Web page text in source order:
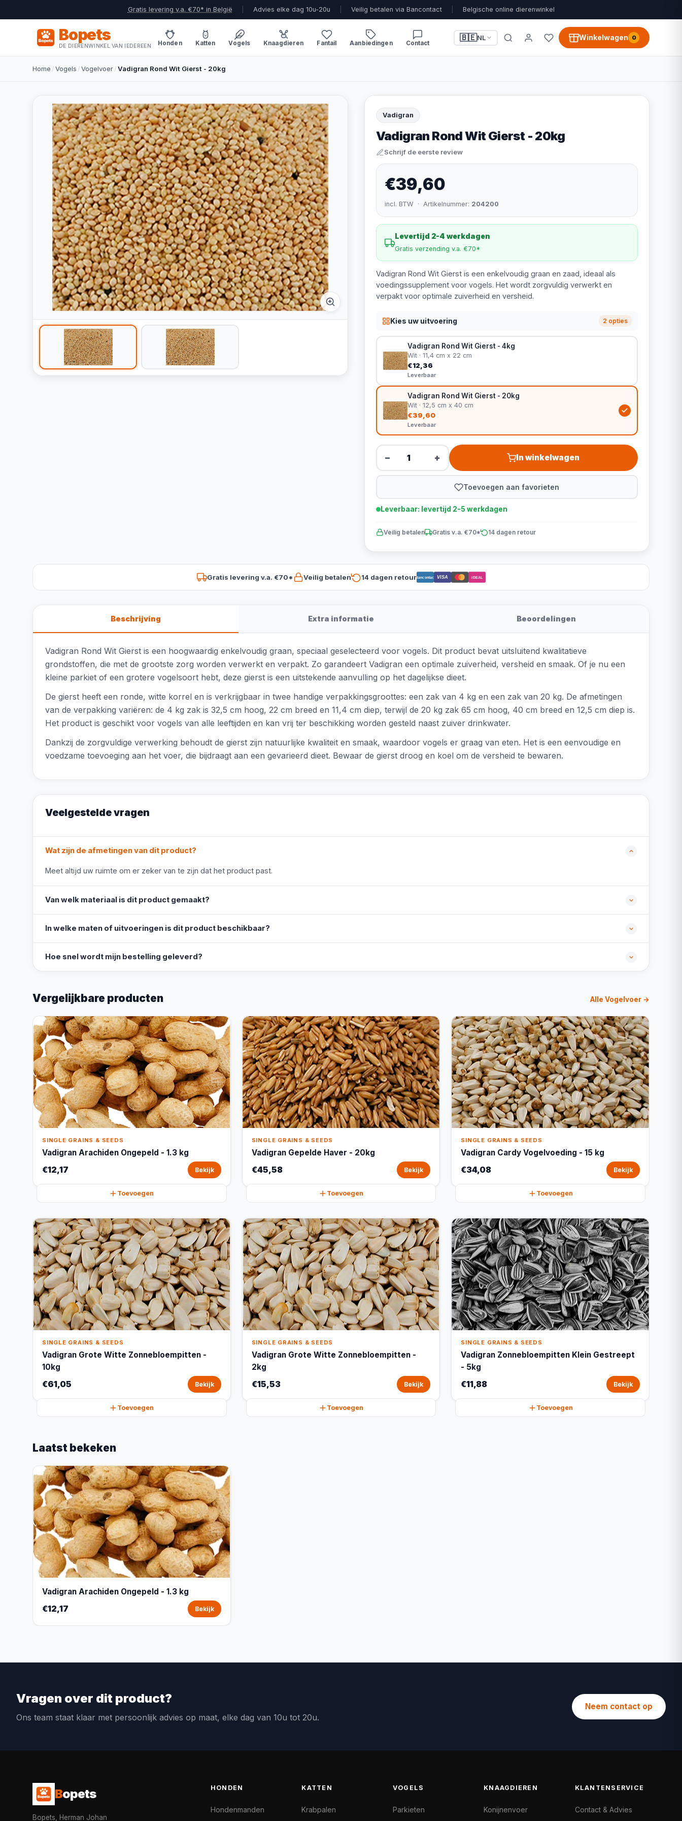
Gratis levering v.a. €70* in België Advies elke dag 10u-20u Veilig betalen via Bancontact Belgische online dierenwinkel
Bopets
DE DIERENWINKEL VAN IEDEREEN Honden Katten Vogels Knaagdieren Fantail Aanbiedingen Contact
🇧🇪NL Winkelwagen 0
Home /Vogels /Vogelvoer/Vadigran Rond Wit Gierst - 20kg
Vadigran
Vadigran Rond Wit Gierst - 20kg
Schrijf de eerste review
€39,60
incl. BTW · Artikelnummer: 204200
Levertijd 2-4 werkdagen
Gratis verzending v.a. €70*
Vadigran Rond Wit Gierst is een enkelvoudig graan en zaad, ideaal als
voedingssupplement voor vogels. Het wordt zorgvuldig verwerkt en
verpakt voor optimale zuiverheid en versheid.
Kies uw uitvoering 2 opties
Vadigran Rond Wit Gierst - 4kg
Wit · 11,4 cm x 22 cm
€12,36
Leverbaar
Vadigran Rond Wit Gierst - 20kg
Wit · 12,5 cm x 40 cm
€39,60
Leverbaar
− + In winkelwagen
Toevoegen aan favorieten
Leverbaar: levertijd 2-5 werkdagen
Veilig betalen Gratis v.a. €70* 14 dagen retour
Gratis levering v.a. €70* Veilig betalen 14 dagen retourBancontact VISA iDEAL
Beschrijving Extra informatie Beoordelingen
Vadigran Rond Wit Gierst is een hoogwaardig enkelvoudig graan, speciaal geselecteerd voor vogels. Dit product bevat uitsluitend kwalitatieve
grondstoffen, die met de grootste zorg worden verwerkt en verpakt. Zo garandeert Vadigran een optimale zuiverheid, versheid en smaak. Of je nu een
kleine parkiet of een grotere vogelsoort hebt, deze gierst is een uitstekende aanvulling op het dagelijkse dieet.
De gierst heeft een ronde, witte korrel en is verkrijgbaar in twee handige verpakkingsgroottes: een zak van 4 kg en een zak van 20 kg. De afmetingen
van de verpakking variëren: de 4 kg zak is 32,5 cm hoog, 22 cm breed en 11,4 cm diep, terwijl de 20 kg zak 65 cm hoog, 40 cm breed en 12,5 cm diep is.
Het product is geschikt voor vogels van alle leeftijden en kan vrij ter beschikking worden gesteld naast zuiver drinkwater.
Dankzij de zorgvuldige verwerking behoudt de gierst zijn natuurlijke kwaliteit en smaak, waardoor vogels er graag van eten. Het is een eenvoudige en
voedzame toevoeging aan het voer, die bijdraagt aan een gevarieerd dieet. Bewaar de gierst droog en koel om de versheid te bewaren.
Veelgestelde vragen
Wat zijn de afmetingen van dit product?
Meet altijd uw ruimte om er zeker van te zijn dat het product past.
Van welk materiaal is dit product gemaakt?
In welke maten of uitvoeringen is dit product beschikbaar?
Hoe snel wordt mijn bestelling geleverd?
Vergelijkbare producten Alle Vogelvoer →
SINGLE GRAINS & SEEDS
Vadigran Arachiden Ongepeld - 1.3 kg
€12,17 Bekijk
Toevoegen
SINGLE GRAINS & SEEDS
Vadigran Gepelde Haver - 20kg
€45,58 Bekijk
Toevoegen
SINGLE GRAINS & SEEDS
Vadigran Cardy Vogelvoeding - 15 kg
€34,08 Bekijk
Toevoegen
SINGLE GRAINS & SEEDS
Vadigran Grote Witte Zonnebloempitten -
10kg
€61,05 Bekijk
Toevoegen
SINGLE GRAINS & SEEDS
Vadigran Grote Witte Zonnebloempitten -
2kg
€15,53 Bekijk
Toevoegen
SINGLE GRAINS & SEEDS
Vadigran Zonnebloempitten Klein Gestreept
- 5kg
€11,88 Bekijk
Toevoegen
Laatst bekeken
Vadigran Arachiden Ongepeld - 1.3 kg
€12,17 Bekijk
Vragen over dit product?
Ons team staat klaar met persoonlijk advies op maat, elke dag van 10u tot 20u.
Neem contact op
Bopets
Bopets, Herman Johan
HONDEN
Hondenmanden
KATTEN
Krabpalen
VOGELS
Parkieten
KNAAGDIEREN
Konijnenvoer
KLANTENSERVICE
Contact & Advies